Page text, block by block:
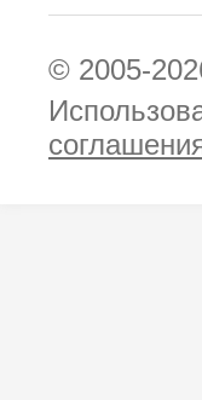
© 2005-